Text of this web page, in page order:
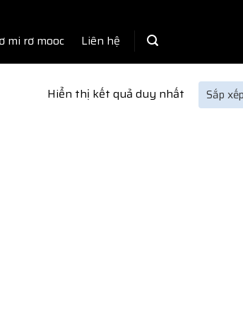
mi rơ mooc Liên hệ
Hiển thị kết quả duy nhất